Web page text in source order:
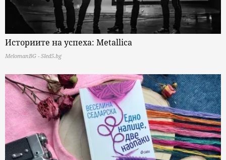
Историите на успеха: Metallica
MelomanBG - Sled5.bg